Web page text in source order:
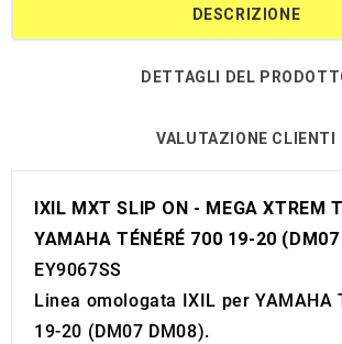
DESCRIZIONE
DETTAGLI DEL
VALUTAZIONE CLIENTI
IXIL MXT SLIP ON - MEGA XTREM
YAMAHA TÉNÉRÉ 700 19-20
EY9067SS
Linea omologata IXIL per YAMAHA
19-20 (DM07 DM08).